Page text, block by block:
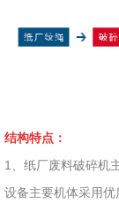
结构特点：
1、纸厂废料破碎机
设备主要机体采用